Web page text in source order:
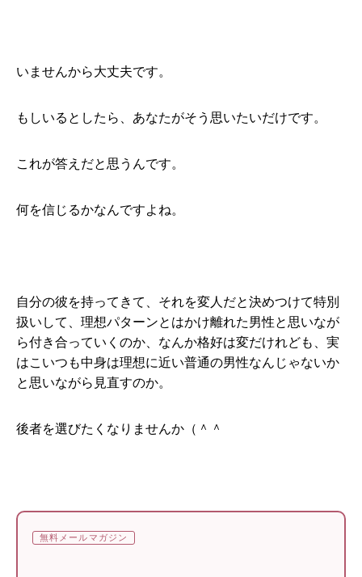
いませんから大丈夫です。
もしいるとしたら、あなたがそう思いたいだけです。
これが答えだと思うんです。
何を信じるかなんですよね。
自分の彼を持ってきて、それを変人だと決めつけて特別
扱いして、理想パターンとはかけ離れた男性と思いなが
ら付き合っていくのか、なんか格好は変だけれども、実
はこいつも中身は理想に近い普通の男性なんじゃないか
と思いながら見直すのか。
後者を選びたくなりませんか（＾＾
無料メールマガジン